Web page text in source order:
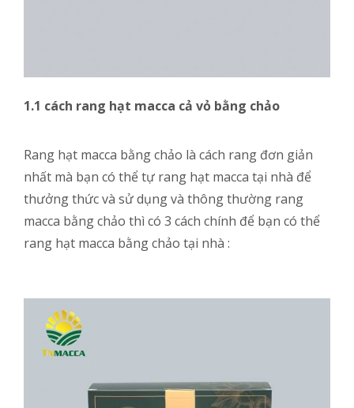
1.1 cách rang hạt macca cả vỏ bằng chảo
Rang hạt macca bằng chảo là cách rang đơn giản
nhất mà bạn có thể tự rang hạt macca tại nhà để
thưởng thức và sử dụng và thông thường rang
macca bằng chảo thì có 3 cách chính để bạn có thể
rang hạt macca bằng chảo tại nhà :